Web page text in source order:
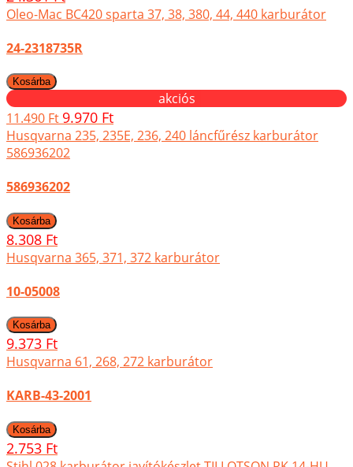
Oleo-Mac BC420 sparta 37, 38, 380, 44, 440 karburátor
24-2318735R
akciós
11.490 Ft 9.970 Ft
Husqvarna 235, 235E, 236, 240 láncfűrész karburátor
586936202
586936202
8.308 Ft
Husqvarna 365, 371, 372 karburátor
10-05008
9.373 Ft
Husqvarna 61, 268, 272 karburátor
KARB-43-2001
2.753 Ft